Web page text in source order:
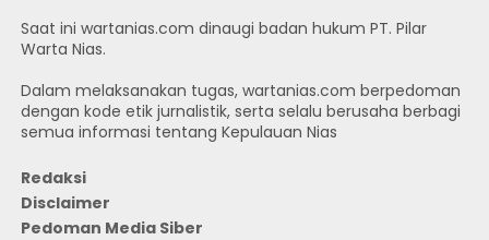
Saat ini wartanias.com dinaugi badan hukum PT. Pilar
Warta Nias.
Dalam melaksanakan tugas, wartanias.com berpedoman
dengan kode etik jurnalistik, serta selalu berusaha berbagi
semua informasi tentang Kepulauan Nias
Redaksi
Disclaimer
Pedoman Media Siber